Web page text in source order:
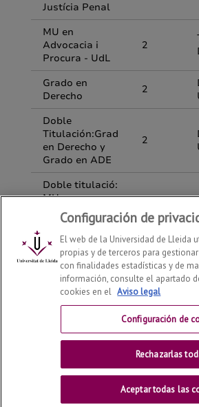
Departamento de Derecho2026
Contactar
Universitat de Lleida
Configuración de
El web de la Universidad de Lleida
propias y de terceros para
con finalidades estadísticas y de
información, consulte el apartado
cookies en el Aviso legal
Configuración de
Rechazarlas
Aceptar todas las